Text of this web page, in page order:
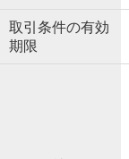
取引条件の有効
期限